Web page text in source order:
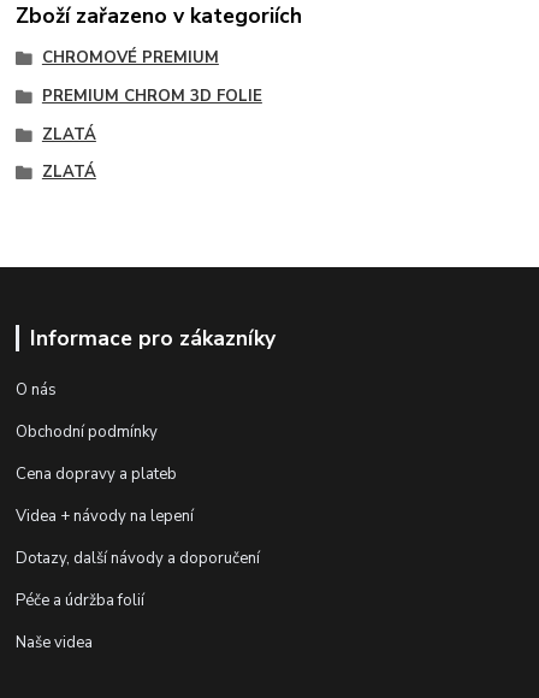
Zboží zařazeno v kategoriích
CHROMOVÉ PREMIUM
PREMIUM CHROM 3D FOLIE
ZLATÁ
ZLATÁ
Informace pro zákazníky
O nás
Obchodní podmínky
Cena dopravy a plateb
Videa + návody na lepení
Dotazy, další návody a doporučení
Péče a údržba folií
Naše videa